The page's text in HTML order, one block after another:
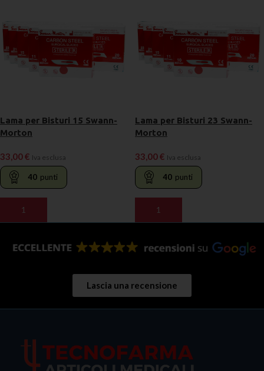
Lama per Bisturi 15 Swann-
Morton
33,00€ Iva esclusa
40 punti
AGGIUNGI AL CARRELLO
Lama per Bisturi 23 Swann-
Morton
33,00€ Iva esclusa
40 punti
AGGIUNGI AL CARRELLO
Lascia una recensione